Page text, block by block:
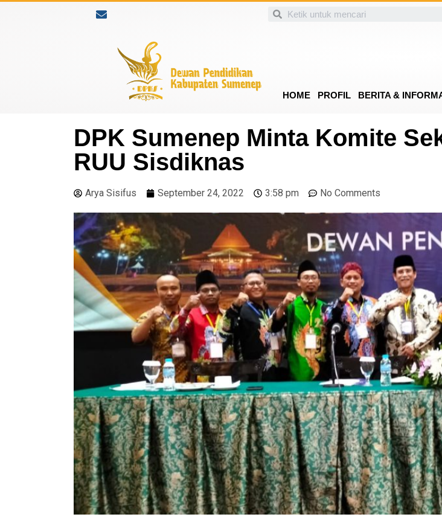
HOME PROFIL BERITA &
DPK Sumenep Minta Komite
RUU Sisdiknas
Arya Sisifus September 24, 2022 3:58 pm No Comments